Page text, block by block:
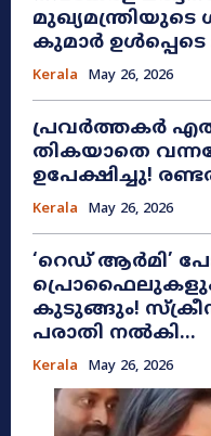
കുമാർ
Kerala May 26, 2026
പ്രവർത്തകർ
തികയാതെ
ഉപേക്ഷിച്ചു!
Kerala May 26, 2026
​‘റെഡ് ആർമി’
കുടുങ്ങും!
പരാതി നൽകി...
Kerala May 26, 2026